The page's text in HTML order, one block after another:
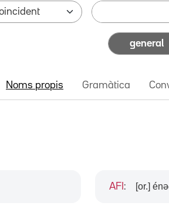
general
Noms propis Gramàtica
AFI : [or.]